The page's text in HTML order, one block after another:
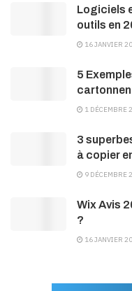
Logiciels
outils en
16 JANVIER
5
1 DÉCEMBRE
3
à copier
9 DÉCEMBRE
Wix Avis
?
16 JANVIER